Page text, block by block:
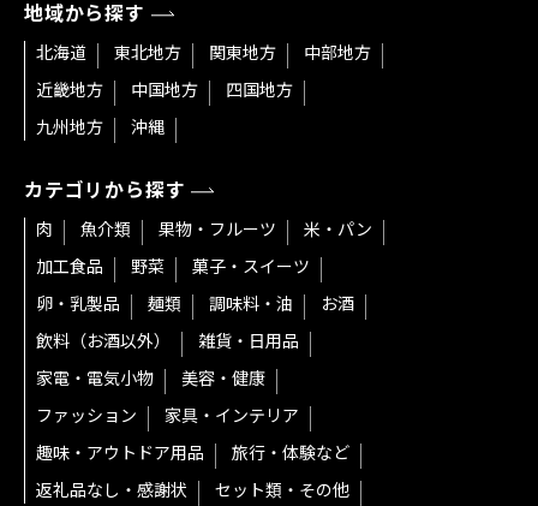
地域から探す
北海道 東北地方 関東地方
中部地方
近畿地方
中国地方
四国地方
九州地方
沖縄
カテゴリから探す
肉 魚介類 果物・フルーツ
米・パン
加工食品
野菜
菓子・スイーツ
卵・乳製品
麺類 調味料・油
お酒
飲料（お酒以外）
雑貨・日用品
家電・電気小物
美容・健康
ファッション
家具・インテリア
趣味・アウトドア用品
旅行・体験など
返礼品なし・感謝状
セット類・その他